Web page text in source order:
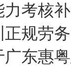
力考核
正规劳
广东惠